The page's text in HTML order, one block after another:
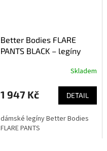
Better Bodies FLARE
PANTS BLACK – legíny
Skladem
1 947 Kč DETAIL
dámské legíny Better Bodies
FLARE PANTS